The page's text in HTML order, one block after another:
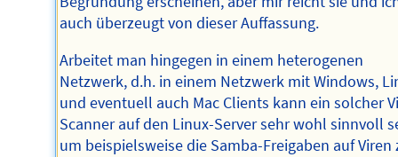
auch überzeugt von dieser Auffassung.
Arbeitet man hingegen in einem heterogenen
Netzwerk, d.h. in einem Netzwerk mit Windows,
und eventuell auch Mac Clients kann ein solcher
Scanner auf den Linux-Server sehr wohl sinnvoll
um beispielsweise die Samba-Freigaben auf Viren